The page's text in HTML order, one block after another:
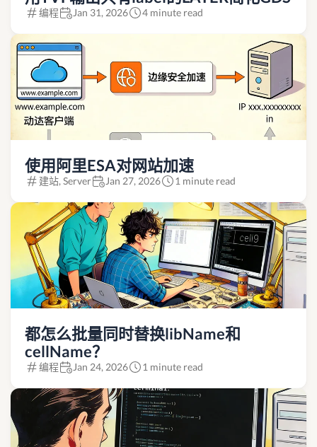
编程 Jan 31, 2026 4 minute read
使用阿里ESA对网站加速
建站, Server Jan 27, 2026 1 minute read
都怎么批量同时替换libName和
cellName？
编程 Jan 24, 2026 1 minute read